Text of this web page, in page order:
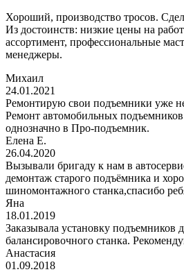
Хороший, производство тросов.
Из достоинств: низкие цены на
ассортимент, профессиональные
менеджеры.
Михаил
24.01.2021
Ремонтирую свои подъемники уже
Ремонт автомобильных
однозначно в Про-подъемник.
Елена Е.
26.04.2020
Вызывали бригаду к нам в
демонтаж старого подъёмника и
шиномонтажного станка,спасибо
Яна
18.01.2019
Заказывала установку подъемников
балансировочного станка.
Анастасия
01.09.2018